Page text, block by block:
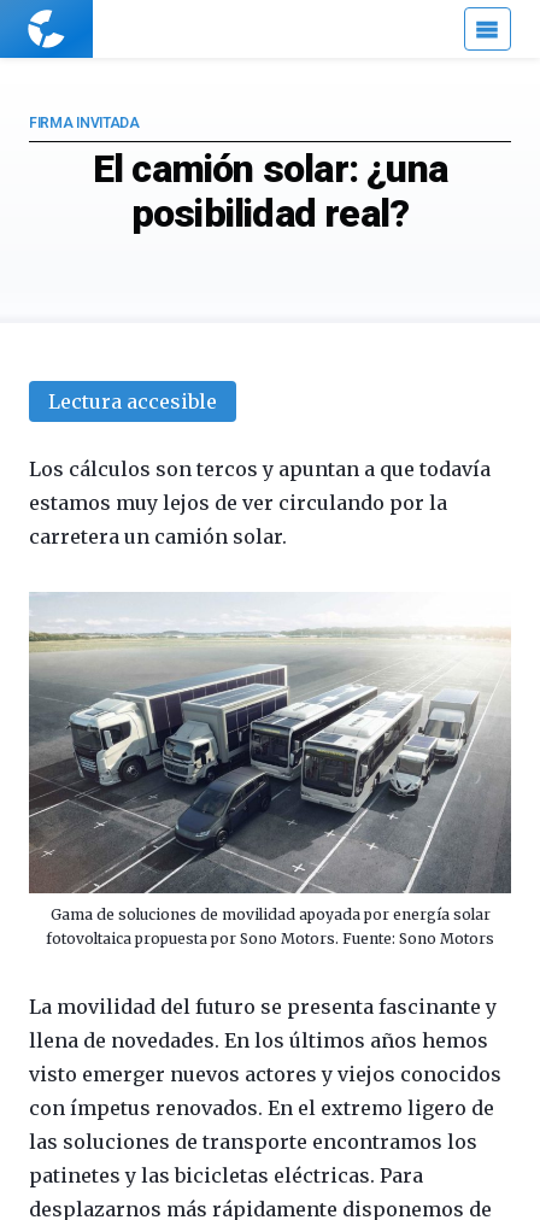
Cuaderno
El camión solar: ¿una
posibilidad real?
FIRMA INVITADA
Lectura accesible
Los cálculos son tercos y apuntan a que todavía
estamos muy lejos de ver circulando por la
carretera un camión solar.
Gama de soluciones de movilidad apoyada por energía solar
fotovoltaica propuesta por Sono Motors. Fuente: Sono Motors
La movilidad del futuro se presenta fascinante y
llena de novedades. En los últimos años hemos
visto emerger nuevos actores y viejos conocidos
con ímpetus renovados. En el extremo ligero de
las soluciones de transporte encontramos los
patinetes y las bicicletas eléctricas. Para
desplazarnos más rápidamente disponemos de